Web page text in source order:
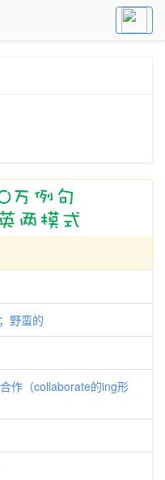
野蛮的
（collaborate的ing形